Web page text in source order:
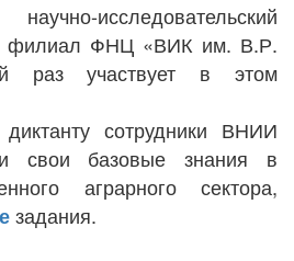
исследовательский
филиал ФНЦ «ВИК им. В.Р.
раз участвует в этом
сотрудники ВНИИ
свои базовые знания в
аграрного сектора,
задания.